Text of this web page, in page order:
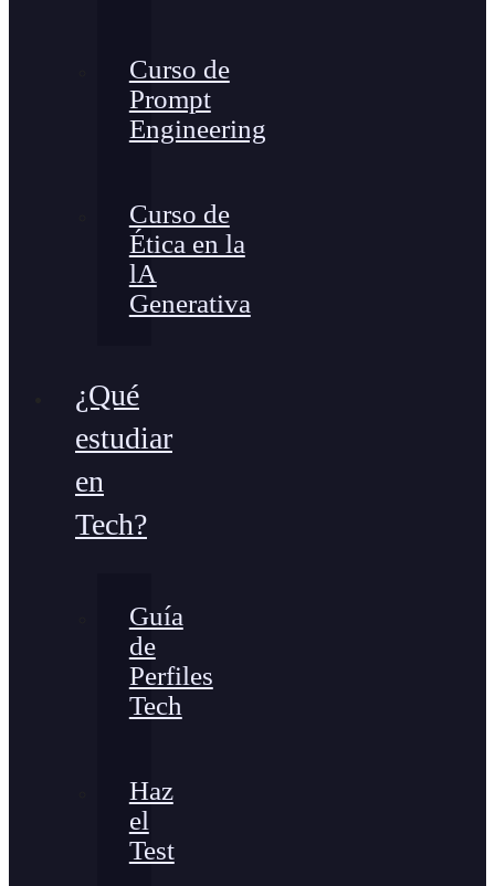
Curso de
Prompt
Engineering
Curso de
Ética en la
lA
Generativa
¿Qué
estudiar
en
Tech?
Guía
de
Perfiles
Tech
Haz
el
Test